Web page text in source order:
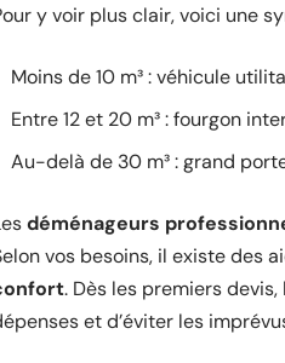
y voir plus clair, voici une
Moins de 10 m³ : véhicule
Entre 12 et 20 m³ : fourgon
Au-delà de 30 m³ : grand
déménageurs
vos besoins, il existe des
. Dès les premiers
et d’éviter les